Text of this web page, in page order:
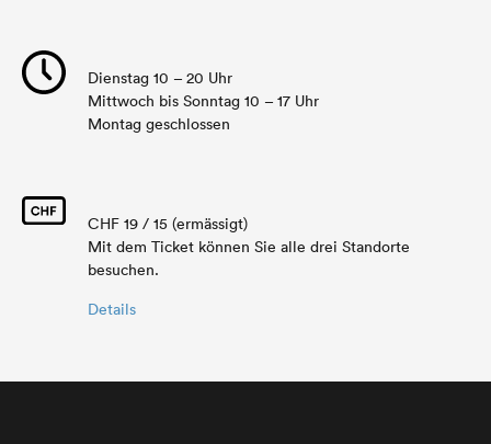
Dienstag 10 – 20 Uhr
Mittwoch bis Sonntag 10 – 17 Uhr
Montag geschlossen
CHF 19 / 15 (ermässigt)
Mit dem Ticket können Sie alle drei Standorte
besuchen.
Details